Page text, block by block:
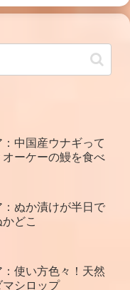
中国産ウナギって
ーケーの鰻を食べ
ぬか漬けが半日で
どこ
使い方色々！天然
シロップ